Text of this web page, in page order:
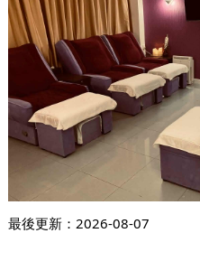
最後更新： 2026-08-07